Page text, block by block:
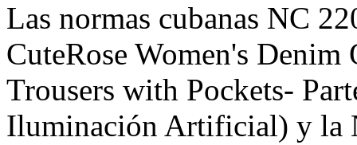
Las normas cubanas NC
CuteRose Women's
Trousers with Pockets-
Iluminación Artificial) y la